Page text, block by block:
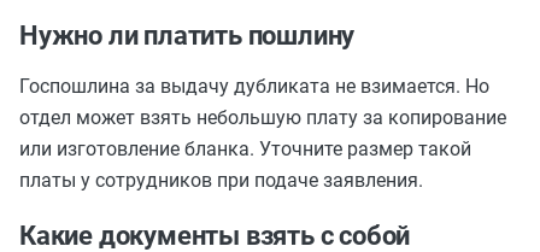
Нужно ли платить пошлину
Госпошлина за выдачу дубликата не взимается. Но
отдел может взять небольшую плату за копирование
или изготовление бланка. Уточните размер такой
платы у сотрудников при подаче заявления.
Какие документы взять с собой